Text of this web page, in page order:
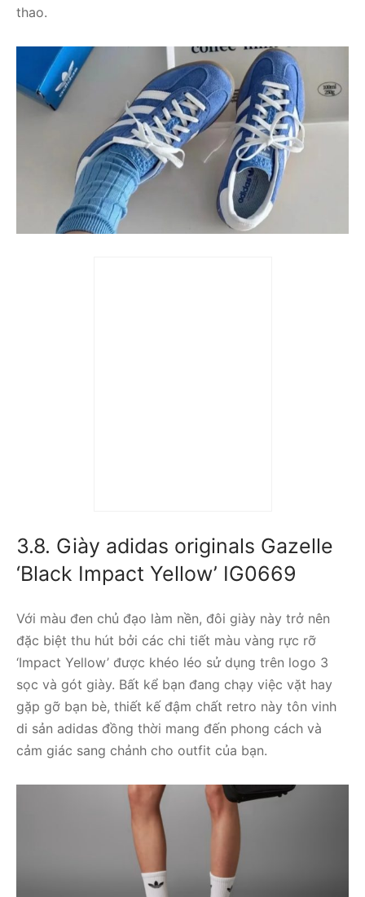
thao.
5.090.000₫
3.8. Giày adidas originals Gazelle
‘Black Impact Yellow’ IG0669
Với màu đen chủ đạo làm nền, đôi giày này trở nên
đặc biệt thu hút bởi các chi tiết màu vàng rực rỡ
‘Impact Yellow’ được khéo léo sử dụng trên logo 3
sọc và gót giày. Bất kể bạn đang chạy việc vặt hay
gặp gỡ bạn bè, thiết kế đậm chất retro này tôn vinh
di sản adidas đồng thời mang đến phong cách và
cảm giác sang chảnh cho outfit của bạn.